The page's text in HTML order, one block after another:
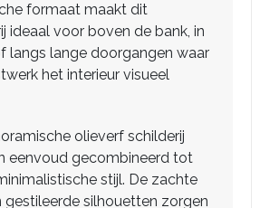
formaat maakt dit
ideaal voor boven de bank, in
langs lange doorgangen waar
het interieur visueel
olieverf schilderij
eenvoud gecombineerd tot
stijl. De zachte
gestileerde silhouetten zorgen